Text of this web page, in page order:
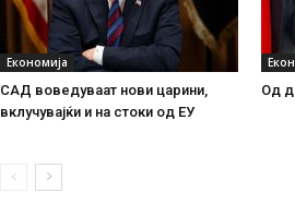
Економија
САД воведуваат нови царини,
вклучувајќи и на стоки од ЕУ
Од